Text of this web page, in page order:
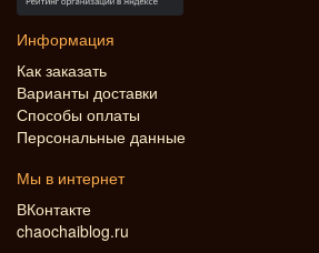
Информация
Как заказать
Варианты доставки
Способы оплаты
Персональные данные
Мы в интернет
ВКонтакте
chaochaiblog.ru